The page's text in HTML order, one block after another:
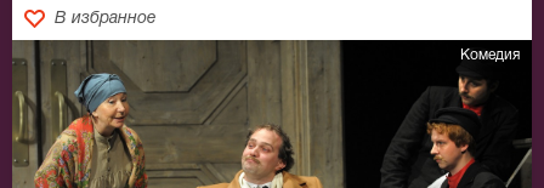
В избранное
Комедия